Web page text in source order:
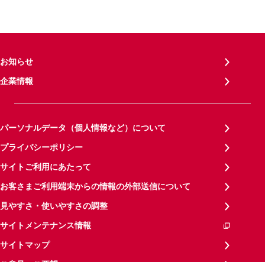
お知らせ
企業情報
パーソナルデータ（個人情報など）について
プライバシーポリシー
サイトご利用にあたって
お客さまご利用端末からの情報の外部送信について
見やすさ・使いやすさの調整
サイトメンテナンス情報
サイトマップ